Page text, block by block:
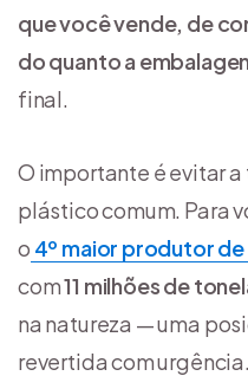
que você vende, de
do quanto a
final.
O importante é evitar a
plástico comum. Para
o 4º maior produtor
com11 milhões de
na natureza — uma
revertida com urgência.